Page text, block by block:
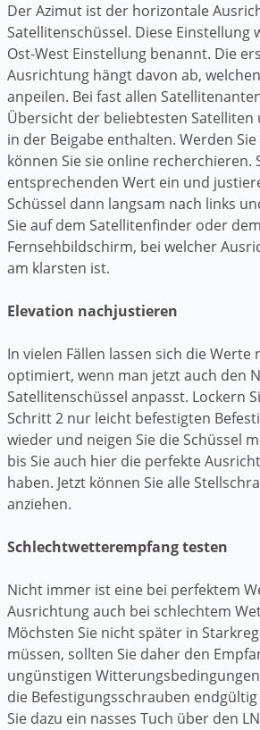
Der Azimut ist der horizontale
Satellitenschüssel. Diese Einstellung
Ost-West Einstellung benannt. Die
Ausrichtung hängt davon ab,
anpeilen. Bei fast allen
Übersicht der beliebtesten
in der Beigabe enthalten. Werden
können Sie sie online recherchieren.
entsprechenden Wert ein und
Schüssel dann langsam nach links
Sie auf dem Satellitenfinder oder dem
Fernsehbildschirm, bei welcher
am klarsten ist.
Elevation nachjustieren
In vielen Fällen lassen sich die Werte
optimiert, wenn man jetzt auch den
Satellitenschüssel anpasst. Lockern
Schritt 2 nur leicht befestigten
wieder und neigen Sie die Schüssel
bis Sie auch hier die perfekte
haben. Jetzt können Sie alle
anziehen.
Schlechtwetterempfang testen
Nicht immer ist eine bei perfektem
Ausrichtung auch bei schlechtem
Möchsten Sie nicht später in
müssen, sollten Sie daher den
ungünstigen
die Befestigungsschrauben
Sie dazu ein nasses Tuch über den